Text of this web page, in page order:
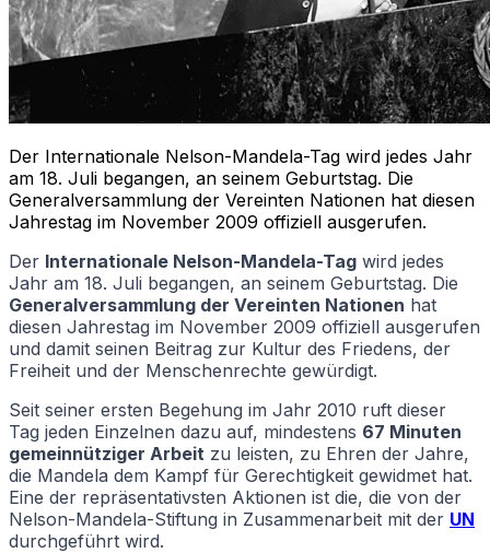
Der Internationale Nelson-Mandela-Tag wird jedes Jahr
am 18. Juli begangen, an seinem Geburtstag. Die
Generalversammlung der Vereinten Nationen hat diesen
Jahrestag im November 2009 offiziell ausgerufen.
Der Internationale Nelson-Mandela-Tag wird jedes
Jahr am 18. Juli begangen, an seinem Geburtstag. Die
Generalversammlung der Vereinten Nationen hat
diesen Jahrestag im November 2009 offiziell ausgerufen
und damit seinen Beitrag zur Kultur des Friedens, der
Freiheit und der Menschenrechte gewürdigt.
Seit seiner ersten Begehung im Jahr 2010 ruft dieser
Tag jeden Einzelnen dazu auf, mindestens 67 Minuten
gemeinnütziger Arbeit zu leisten, zu Ehren der Jahre,
die Mandela dem Kampf für Gerechtigkeit gewidmet hat.
Eine der repräsentativsten Aktionen ist die, die von der
Nelson-Mandela-Stiftung in Zusammenarbeit mit der UN
durchgeführt wird.